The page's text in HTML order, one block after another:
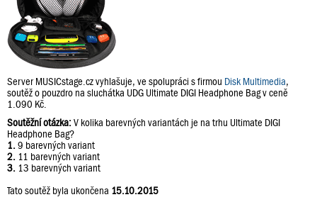
Server MUSICstage.cz vyhlašuje, ve spolupráci s firmou Disk Multimedia,
soutěž o pouzdro na sluchátka UDG Ultimate DIGI Headphone Bag v ceně
1.090 Kč.
Soutěžní otázka:V kolika barevných variantách je na trhu Ultimate DIGI
Headphone Bag?
1. 9 barevných variant
2. 11 barevných variant
3. 13 barevných variant
Tato soutěž byla ukončena 15.10.2015